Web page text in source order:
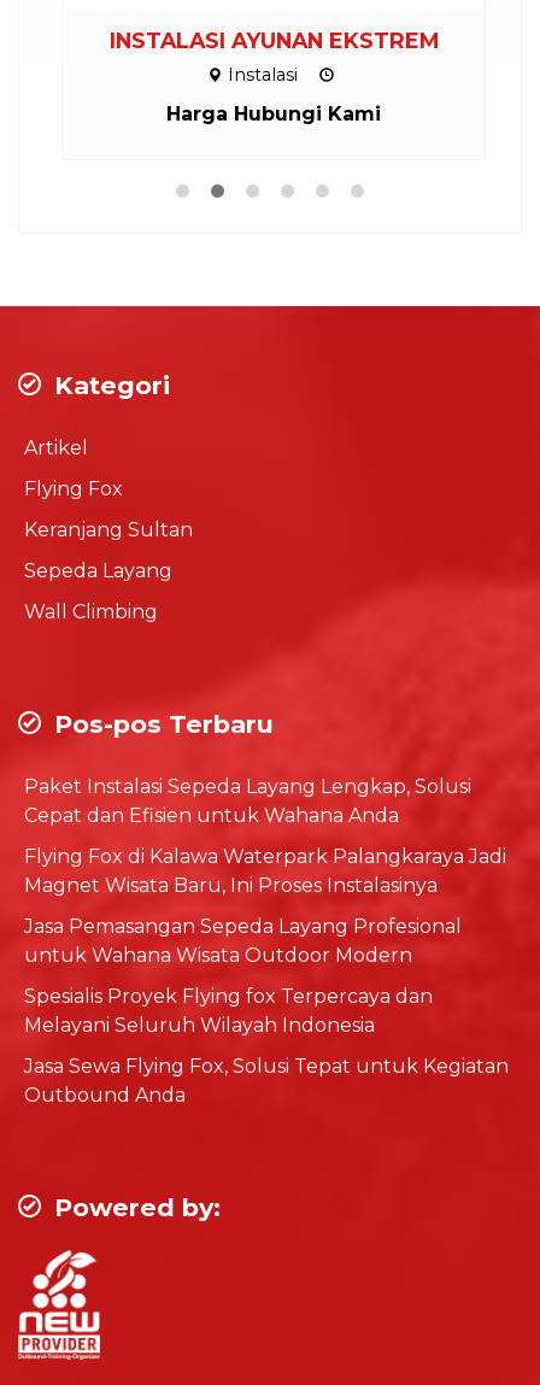
INSTALASI AYUNAN EKSTREM
Instalasi
Harga Hubungi Kami
Kategori
Artikel
Flying Fox
Keranjang Sultan
Sepeda Layang
Wall Climbing
Pos-pos Terbaru
Paket Instalasi Sepeda Layang Lengkap, Solusi
Cepat dan Efisien untuk Wahana Anda
Flying Fox di Kalawa Waterpark Palangkaraya Jadi
Magnet Wisata Baru, Ini Proses Instalasinya
Jasa Pemasangan Sepeda Layang Profesional
untuk Wahana Wisata Outdoor Modern
Spesialis Proyek Flying fox Terpercaya dan
Melayani Seluruh Wilayah Indonesia
Jasa Sewa Flying Fox, Solusi Tepat untuk Kegiatan
Outbound Anda
Powered by: